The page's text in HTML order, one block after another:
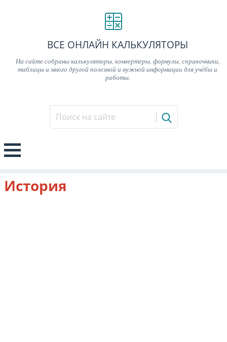
ВСЕ ОНЛАЙН КАЛЬКУЛЯТОРЫ
На сайте собраны калькуляторы, конвертеры, формулы, справочники,
таблицы и много другой полезной и нужной информации для учёбы и
работы.
История